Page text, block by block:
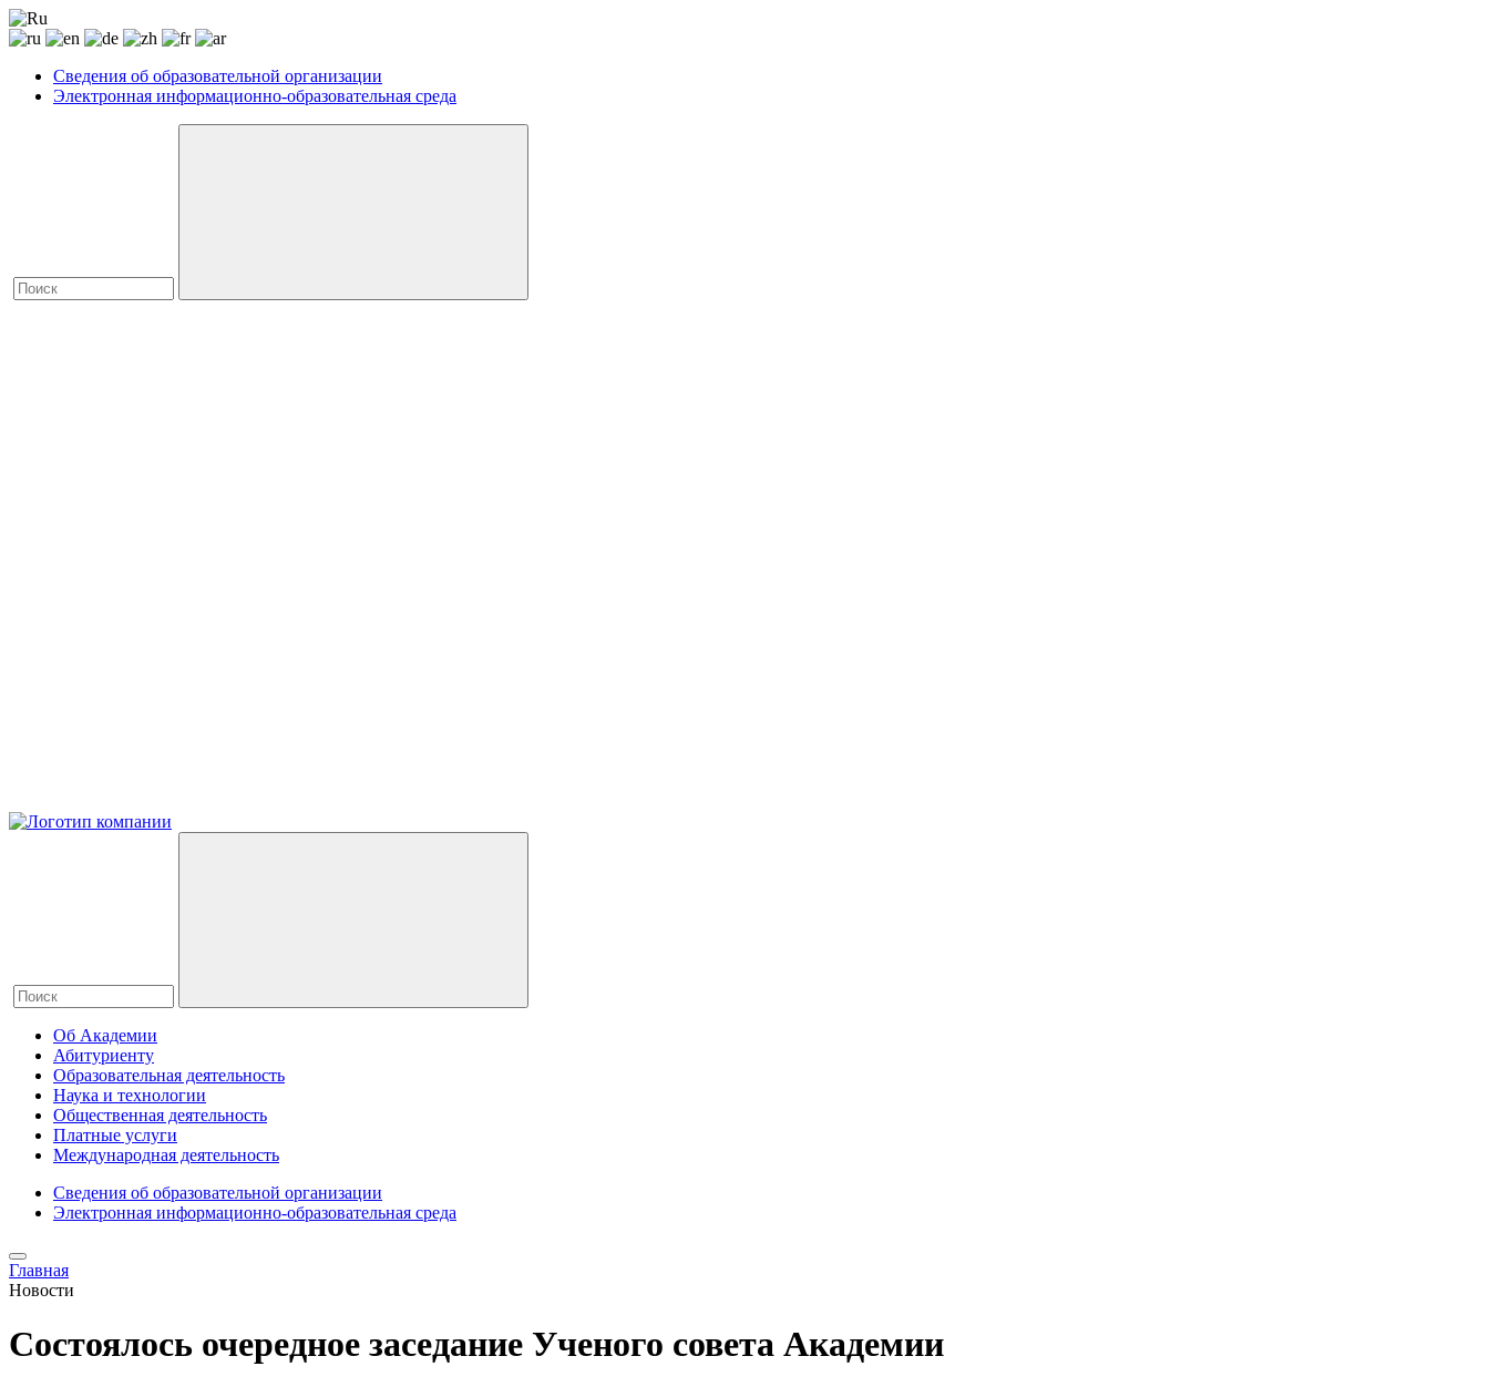
Сведения об образовательной организации
Электронная информационно-образовательная среда
Об Академии
Абитуриенту
Образовательная деятельность
Наука и технологии
Общественная деятельность
Платные услуги
Международная деятельность
Сведения об образовательной организации
Электронная информационно-образовательная среда
Главная
Новости
Состоялось очередное заседание Ученого совета Академии